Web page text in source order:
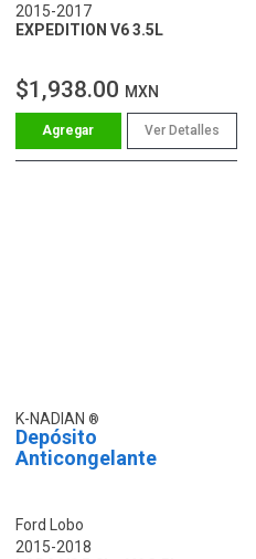
2015-2017
EXPEDITION V6 3.5L
$1,938.00 MXN
Ver Detalles
K-NADIAN
Depósito
Anticongelante
Ford Lobo
2015-2018